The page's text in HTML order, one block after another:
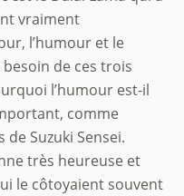
vraiment
l’humour et le
de ces trois
l’humour est-il
comme
Suzuki Sensei.
très heureuse et
le côtoyaient souvent